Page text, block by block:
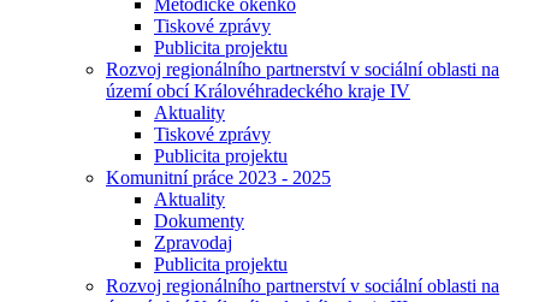
Metodické okénko
Tiskové zprávy
Publicita projektu
Rozvoj regionálního partnerství v sociální oblasti na
území obcí Královéhradeckého kraje IV
Aktuality
Tiskové zprávy
Publicita projektu
Komunitní práce 2023 - 2025
Aktuality
Dokumenty
Zpravodaj
Publicita projektu
Rozvoj regionálního partnerství v sociální oblasti na